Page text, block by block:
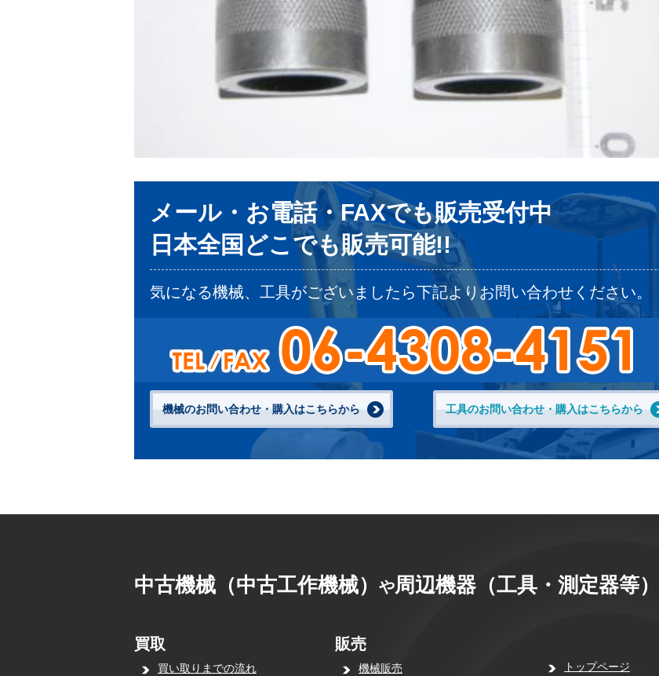
メール・お電話・FAXでも販売受付中
日本全国どこでも販売可能!!
気になる機械、工具がございましたら下記よりお問い合わせください。
機械のお問い合わせ・購入はこちらから 工具のお問い合わせ・購入はこちらから
中古機械（中古工作機械） や周辺機器（工具・測定器等）
買取
買い取りまでの流れ
販売
機械販売 トップページ